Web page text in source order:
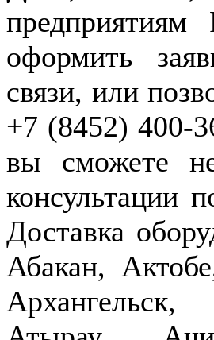
оформить
связи, или
+7 (8452) 400-
вы сможете
консультации
Доставка
Абакан,